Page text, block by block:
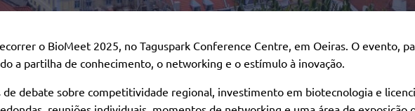
o BioMeet 2025, no Taguspark Conference Centre, em Oeiras. O evento,
a partilha de conhecimento, o networking e o estímulo à inovação.
debate sobre competitividade regional, investimento em biotecnologia e